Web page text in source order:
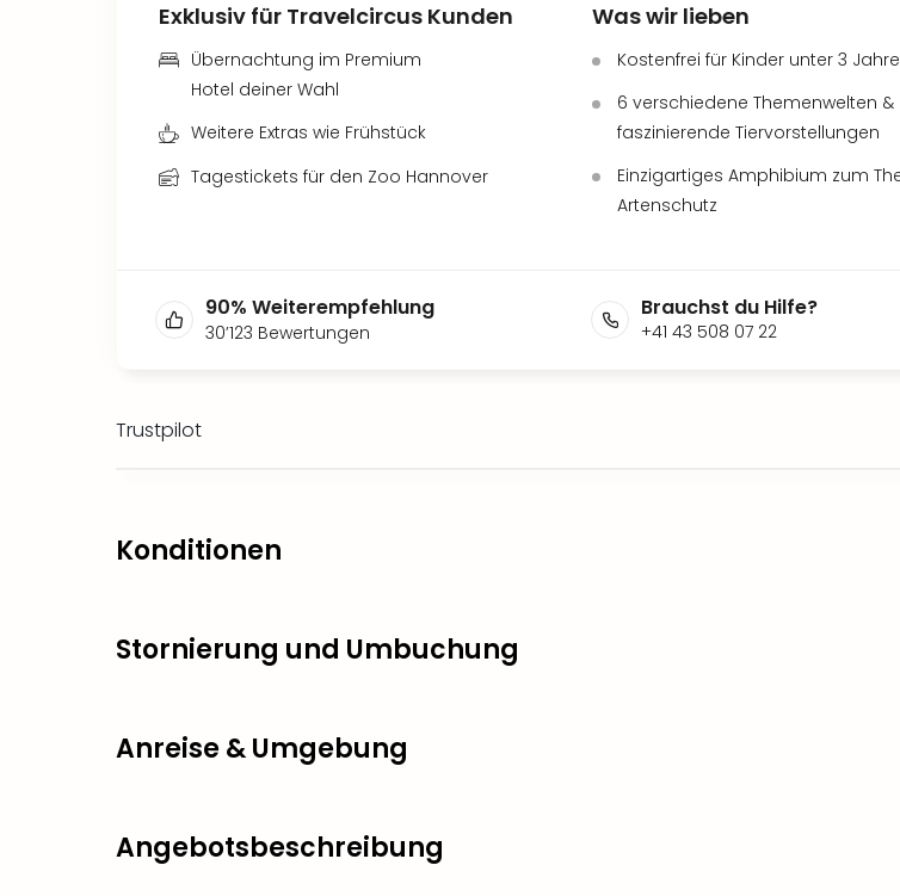
Exklusiv für Travelcircus Kunden
Übernachtung im Premium
Hotel deiner Wahl
Weitere Extras wie Frühstück
Tagestickets für den Zoo Hannover
Was wir lieben
Kostenfrei für Kinder unter 3
6 verschiedene Themenwelten &
faszinierende Tiervorstellungen
Einzigartiges Amphibium zum
Artenschutz
90% Weiterempfehlung
30’123 Bewertungen
Brauchst du Hilfe?
+41 43 508 07 22
Trustpilot
Konditionen
Stornierung und Umbuchung
Anreise & Umgebung
Angebotsbeschreibung